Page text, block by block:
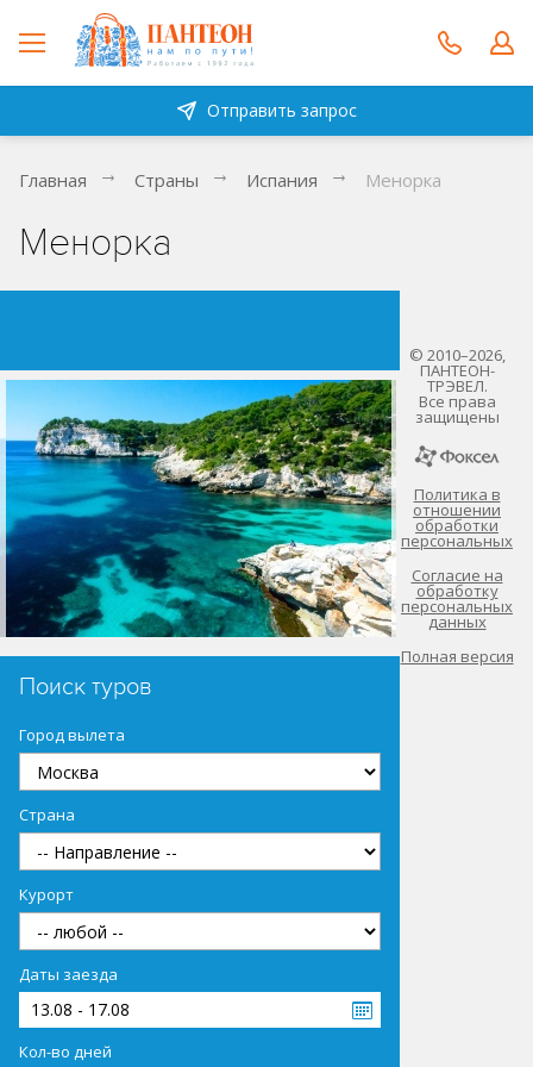
Отправить запрос
Главная Страны Испания Менорка
Менорка
Поиск туров
Город вылета
Страна
Курорт
Даты заезда
13.08 - 17.08
Кол-во дней
© 2010–2026,
ПАНТЕОН-
ТРЭВЕЛ.
Все права
защищены
Политика в
отношении
обработки
персональных
Согласие на
обработку
персональных
данных
Полная версия